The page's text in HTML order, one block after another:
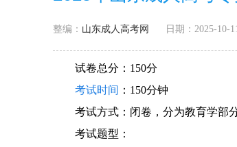
整编： 山东成人高考网 日期：2025-10-
试卷总分：150分
考试时间 ：150分钟
考试方式：闭卷，分为教育学部
考试题型：